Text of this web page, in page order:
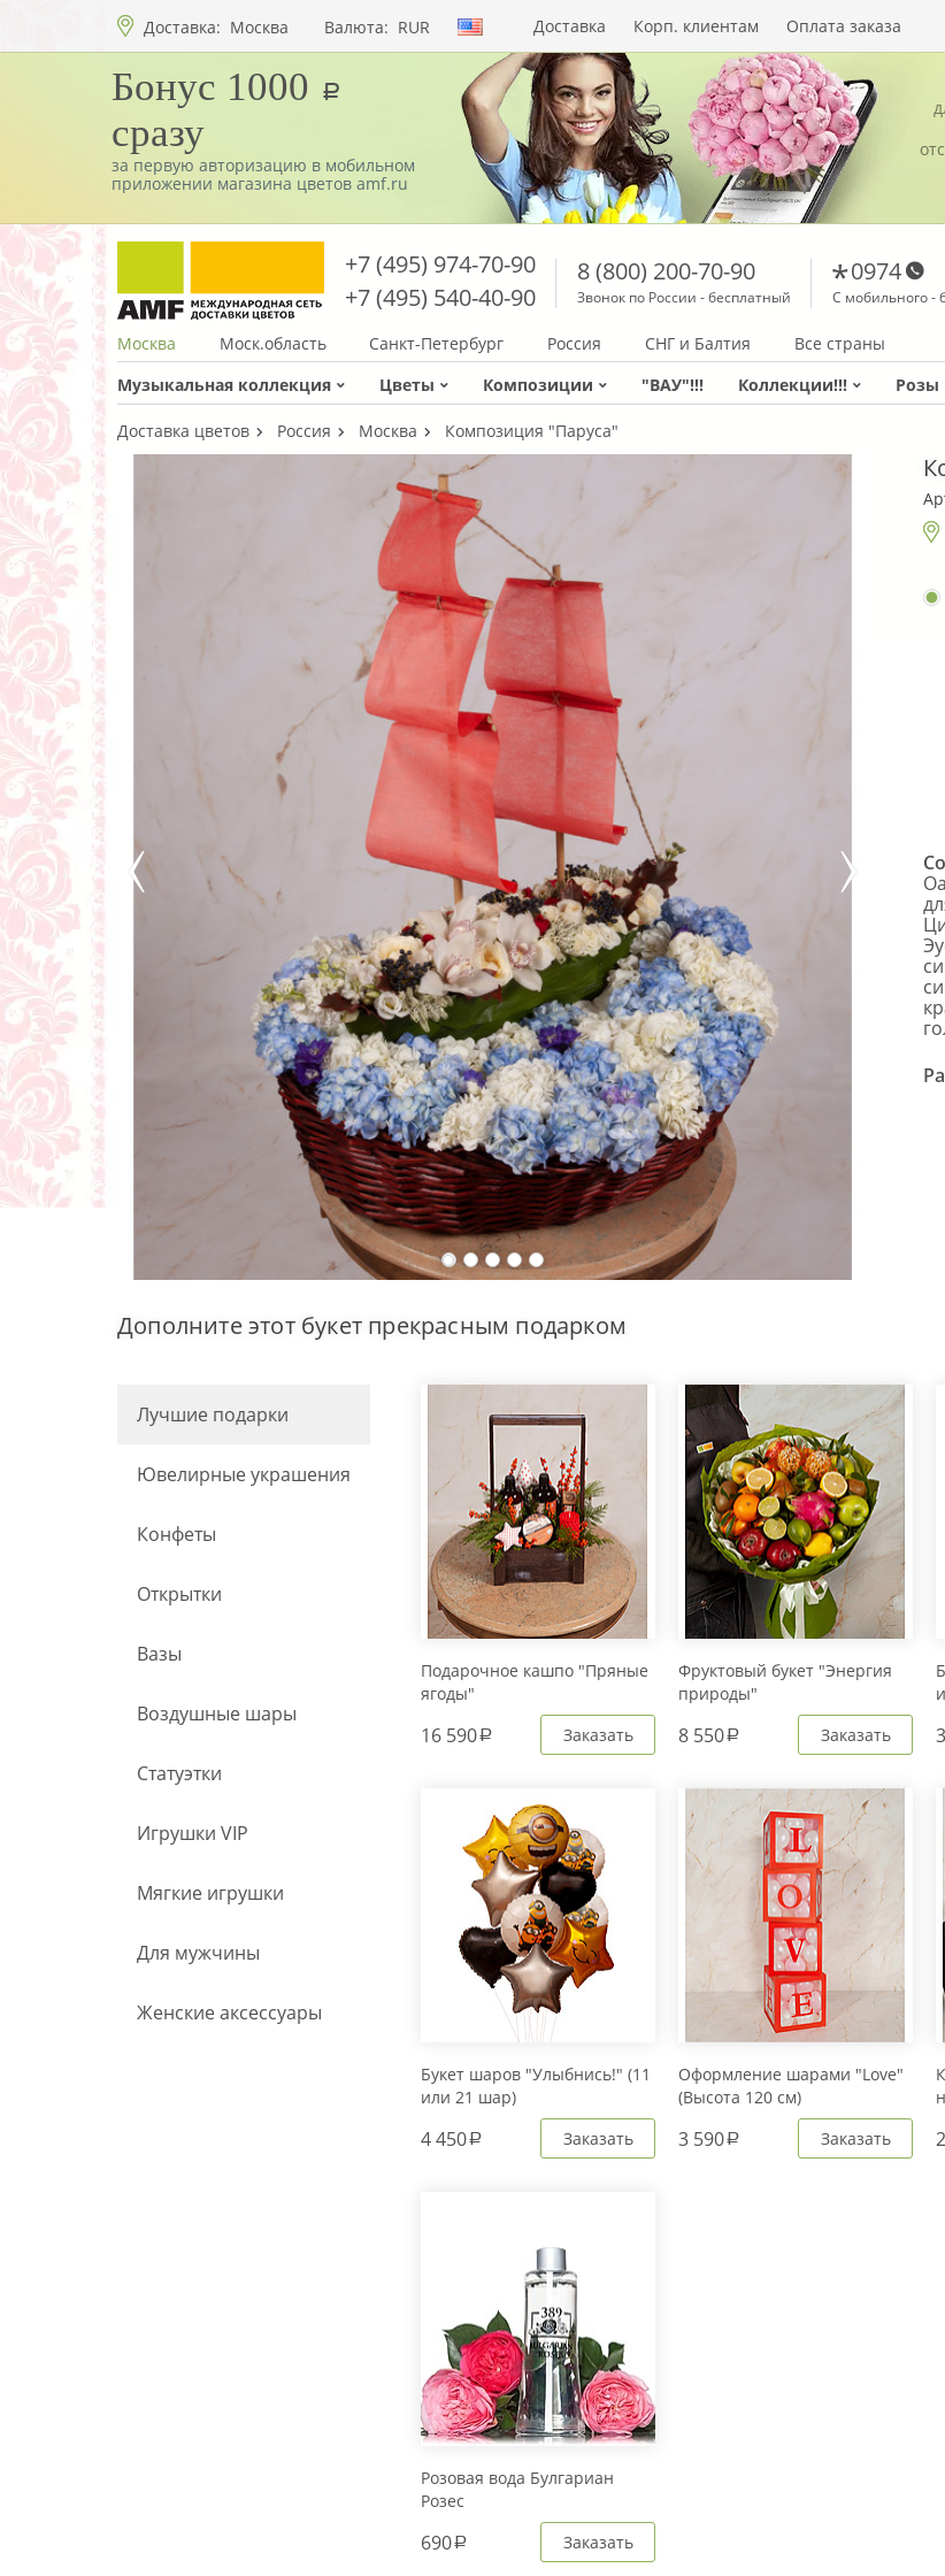
Бонус 1000 a
сразу
за первую авторизацию в мобильном
приложении магазина цветов amf.ru
Доставка: Москва Валюта: RUR Доставка Корп. клиентам Оплата заказа
+7 (495) 974-70-90
+7 (495) 540-40-90
8 (800) 200-70-90
Звонок по России - бесплатный
0974
С мобильного -
Москва Моск.область Санкт-Петербург Россия СНГ и Балтия
Все страны
Музыкальная коллекция
Цветы Композиции "ВАУ"!!! Коллекции!!! Розы
Доставка цветов Россия Москва Композиция "Паруса"
Дополните этот букет прекрасным подарком
Лучшие подарки
Ювелирные украшения
Конфеты
Открытки
Вазы
Воздушные шары
Статуэтки
Игрушки VIP
Мягкие игрушки
Для мужчины
Женские аксессуары
Подарочное кашпо "Пряные
ягоды"
16 590a Заказать
Фруктовый букет "Энергия
природы"
8 550a Заказать
Букет шаров "Улыбнись!" (11
или 21 шар)
4 450a Заказать
Оформление шарами "Love"
(Высота 120 см)
3 590a Заказать
Розовая вода Булгариан
Розес
690a Заказать